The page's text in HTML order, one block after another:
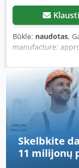
Klausti
Būklė: naudotas,
manufacture:
profiles and...
Maximum material
600 mm Usable
kW, 50 Hz Cedex
+++++ Please note
ready for loading.
production of a
listing contains the
possible quality.
any additional
Skelbkite
11 milijonų